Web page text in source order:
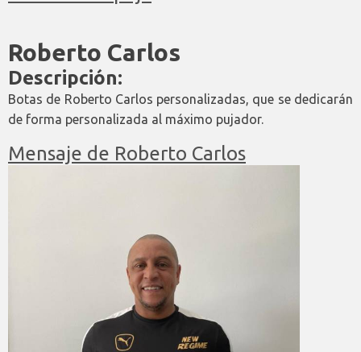
Roberto Carlos
Descripción:
Botas de Roberto Carlos personalizadas, que se dedicarán
de forma personalizada al máximo pujador.
Mensaje de Roberto Carlos